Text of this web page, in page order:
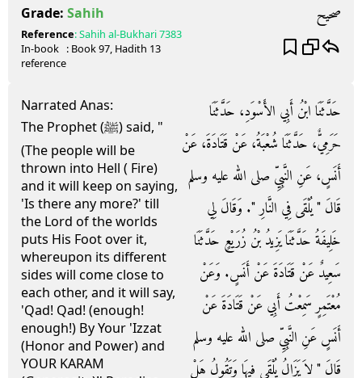
Grade: Sahih صحيح
Reference:Sahih al-Bukhari7383
In-book
reference
: Book97, Hadith 13
Narrated Anas:
The Prophet (ﷺ) said, "
(The people will be
thrown into Hell ( Fire)
and it will keep on saying,
'Is there any more?' till
the Lord of the worlds
puts His Foot over it,
whereupon its different
sides will come close to
each other, and it will say,
'Qad! Qad! (enough!
enough!) By Your 'Izzat
(Honor and Power) and
YOUR KARAM
حَدَّثَنَا ابْنُ أَبِي الأَسْوَدِ، حَدَّثَنَا
حَرَمِيٌّ، حَدَّثَنَا شُعْبَةُ، عَنْ قَتَادَةَ، عَنْ
أَنَسٍ، عَنِ النَّبِيِّ صلى الله عليه وسلم
قَالَ ‏"‏ يُلْقَى فِي النَّارِ ‏"‏‏.‏ وَقَالَ لِي
خَلِيفَةُ حَدَّثَنَا يَزِيدُ بْنُ زُرَيْعٍ حَدَّثَنَا
سَعِيدٌ عَنْ قَتَادَةَ عَنْ أَنَسٍ‏.‏ وَعَنْ
مُعْتَمِرٍ سَمِعْتُ أَبِي عَنْ قَتَادَةَ عَنْ
أَنَسٍ عَنِ النَّبِيِّ صلى الله عليه وسلم
قَالَ ‏"‏ لاَ يَزَالُ يُلْقَى فِيهَا وَتَقُولُ هَلْ